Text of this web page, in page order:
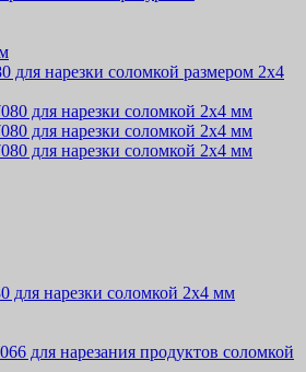
для нарезки соломкой 2х4 мм